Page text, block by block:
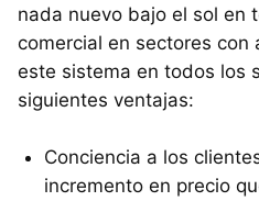
nada nuevo bajo el sol en
comercial en sectores con
este sistema en todos los
siguientes ventajas:
Conciencia a los
incremento en precio